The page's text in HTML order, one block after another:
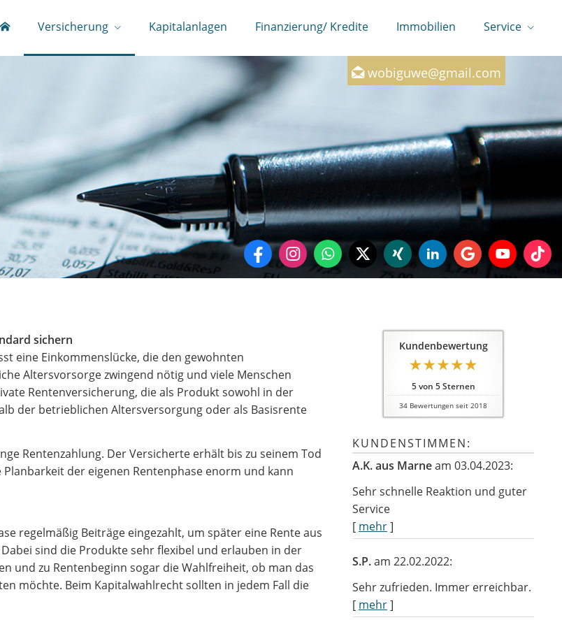
Versicherung Kapitalanlagen Finanzierung/ Kredite Immobilien Service
wobiguwe@gmail.com
Kundenbewertung
5von 5Sternen
34 Bewertungen seit 2018
KUNDENSTIMMEN:
A.K. aus Marneam 03.04.2023:
Sehr schnelle Reaktion und guter
Service
[ mehr]
S.P.am 22.02.2022:
Sehr zufrieden. Immer erreichbar.
[ mehr]
sichern
eine Einkommenslücke, die den gewohnten
Altersvorsorge zwingend nötig und viele Menschen
Rentenversicherung, die als Produkt sowohl in der
der betrieblichen Altersversorgung oder als Basisrente
Rentenzahlung. Der Versicherte erhält bis zu seinem Tod
der eigenen Rentenphase enorm und kann
regelmäßig Beiträge eingezahlt, um später eine Rente aus
sind die Produkte sehr flexibel und erlauben in der
und zu Rentenbeginn sogar die Wahlfreiheit, ob man das
möchte. Beim Kapitalwahlrecht sollten in jedem Fall die